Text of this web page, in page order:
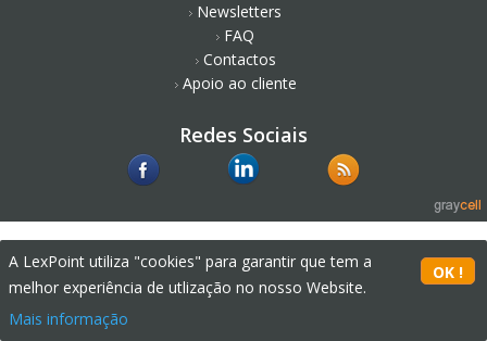
Newsletters
FAQ
Contactos
Apoio ao cliente
Redes Sociais
A LexPoint utiliza "cookies" para garantir que tem a
melhor experiência de utlização no nosso Website.
Mais informação